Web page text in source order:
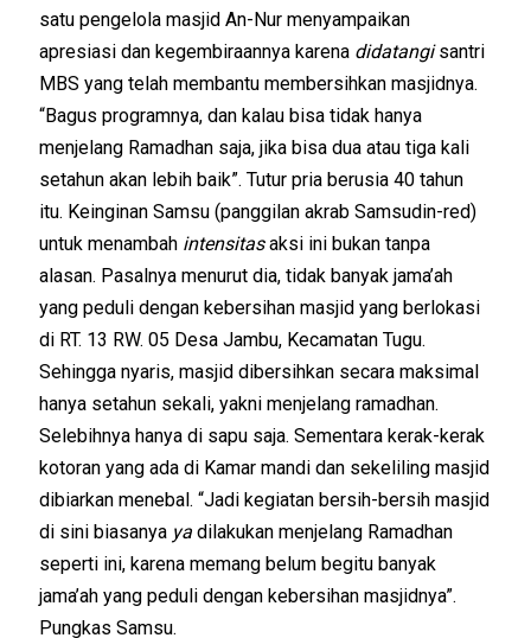
satu pengelola masjid An-Nur menyampaikan
apresiasi dan kegembiraannya karena didatangisantri
MBS yang telah membantu membersihkan masjidnya.
“Bagus programnya, dan kalau bisa tidak hanya
menjelang Ramadhan saja, jika bisa dua atau tiga kali
setahun akan lebih baik”. Tutur pria berusia 40 tahun
itu. Keinginan Samsu (panggilan akrab Samsudin-red)
untuk menambah intensitasaksi ini bukan tanpa
alasan. Pasalnya menurut dia, tidak banyak jama’ah
yang peduli dengan kebersihan masjid yang berlokasi
di RT. 13 RW. 05 Desa Jambu, Kecamatan Tugu.
Sehingga nyaris, masjid dibersihkan secara maksimal
hanya setahun sekali, yakni menjelang ramadhan.
Selebihnya hanya di sapu saja. Sementara kerak-kerak
kotoran yang ada di Kamar mandi dan sekeliling masjid
dibiarkan menebal. “Jadi kegiatan bersih-bersih masjid
di sini biasanya yadilakukan menjelang Ramadhan
seperti ini, karena memang belum begitu banyak
jama’ah yang peduli dengan kebersihan masjidnya”.
Pungkas Samsu.